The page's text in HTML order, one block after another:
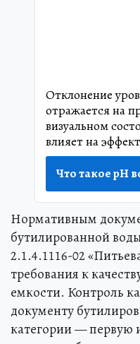
Отклонение
отражается на
визуальном
влияет на
Что такое pH
Нормативным
бутилированной
2.1.4.1116-02
требования к
емкости. Контроль
документу
категории —